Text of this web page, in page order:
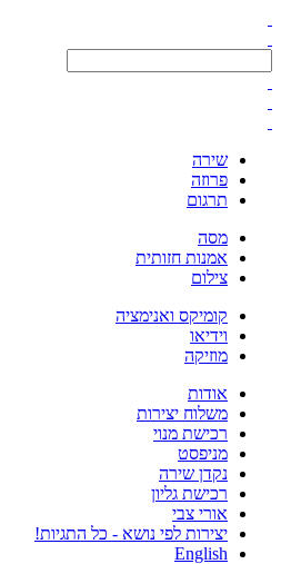
שירה
פרוזה
תרגום
מסה
אמנות חזותית
צילום
קומיקס ואנימציה
וידיאו
מוזיקה
אודות
משלוח יצירות
רכישת מנוי
מניפסט
נקדן שירה
רכישת גליון
אורי צבי
יצירות לפי נושא - כל התגיות!
English